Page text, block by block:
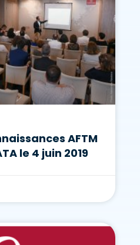
AFTM
le 4 juin 2019